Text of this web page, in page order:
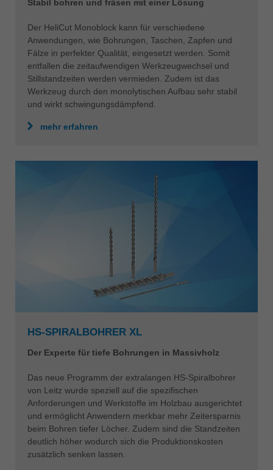
Stabil bohren und fräsen mit einer Lösung
Der HeliCut Monoblock kann für verschiedene
Anwendungen, wie Bohrungen, Taschen, Zapfen und
Fälze in perfekter Qualität, eingesetzt werden. Somit
entfallen die zeitaufwendigen Werkzeugwechsel und
Stillstandzeiten werden vermieden. Zudem ist das
Werkzeug durch den monolytischen Aufbau sehr stabil
und wirkt schwingungsdämpfend.
mehr erfahren
HS-SPIRALBOHRER XL
Der Experte für tiefe Bohrungen in Massivholz
Das neue Programm der extralangen HS-Spiralbohrer
von Leitz wurde speziell auf die spezifischen
Anforderungen und Werkstoffe im Holzbau ausgerichtet
und ermöglicht Anwendern merkbar mehr Zeitersparnis
beim Bohren tiefer Löcher. Zudem sind die Standzeiten
deutlich höher wodurch sich die Produktionskosten
zusätzlich senken lassen.